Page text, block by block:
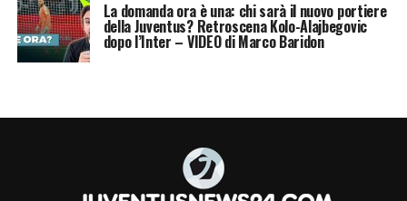
La domanda ora è una: chi sarà il nuovo portiere
della Juventus? Retroscena Kolo-Alajbegovic
dopo l’Inter – VIDEO di Marco Baridon